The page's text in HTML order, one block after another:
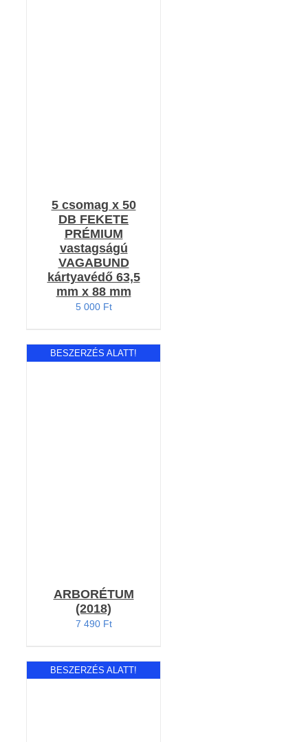
5 csomag x 50
DB FEKETE
PRÉMIUM
vastagságú
VAGABUND
kártyavédő 63,5
mm x 88 mm
5 000 Ft
BESZERZÉS ALATT!
ARBORÉTUM
(2018)
7 490 Ft
BESZERZÉS ALATT!